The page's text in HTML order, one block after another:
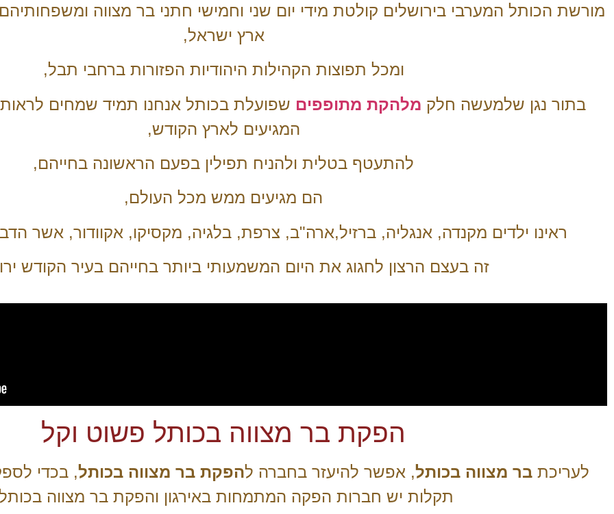
מורשת הכותל המערבי בירושלים קולטת מידי יום שני וחמישי חתני בר מצווה
ארץ ישראל,
ומכל תפוצות הקהילות היהודיות הפזורות ברחבי תבל,
בתור נגן שלמעשה חלק מלהקת מתופפים שפועלת בכותל אנחנו תמיד שמחים
המגיעים לארץ הקודש,
להתעטף בטלית ולהניח תפילין בפעם הראשונה בחייהם,
הם מגיעים ממש מכל העולם,
ראינו ילדים מקנדה, אנגליה, ברזיל,ארה"ב, צרפת, בלגיה, מקסיקו, אקוודור, אשר
זה בעצם הרצון לחגוג את היום המשמעותי ביותר בחייהם בעיר הקודש
הפקת בר מצווה בכותל פשוט וקל
לעריכת בר מצווה בכותל, אפשר להיעזר בחברה להפקת בר מצווה בכותל, בכדי
תקלות יש חברות הפקה המתמחות באירגון והפקת בר מצווה